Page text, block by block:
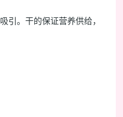
引。干的保证营养供给，